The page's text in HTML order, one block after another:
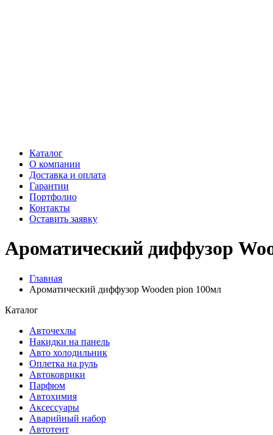
Каталог
О компании
Доставка и оплата
Гарантии
Портфолио
Контакты
Оставить заявку
Ароматический диффузор
Главная
Ароматический диффузор Wooden pion 100мл
Каталог
Авточехлы
Накидки на панель
Авто холодильник
Оплетка на руль
Автоковрики
Парфюм
Автохимия
Аксессуары
Аварийный набор
Автотент